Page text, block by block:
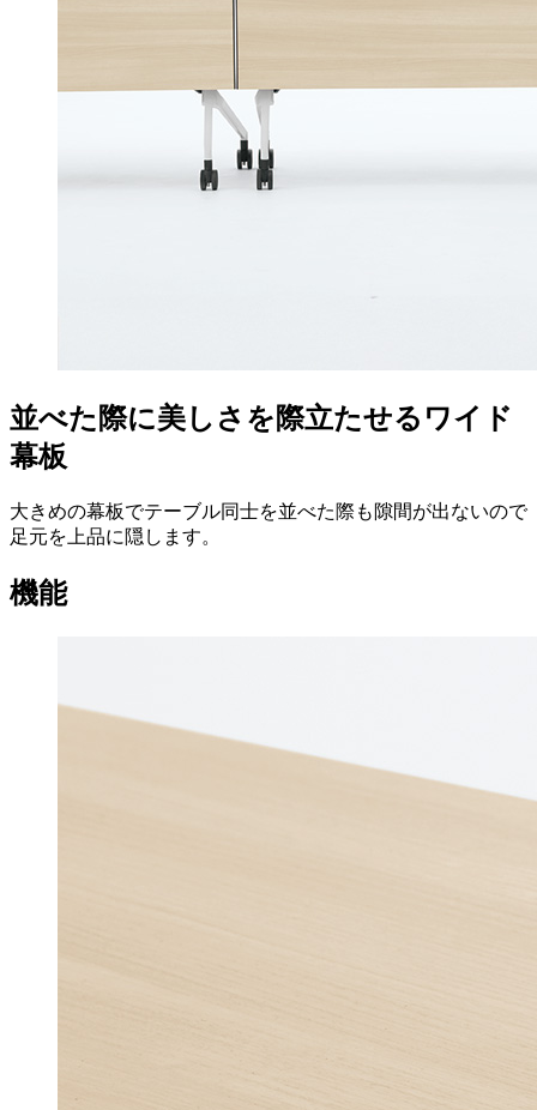
並べた際に美しさを際立たせるワイド
幕板
大きめの幕板でテーブル同士を並べた際も隙間が出ないので
足元を上品に隠します。
機能